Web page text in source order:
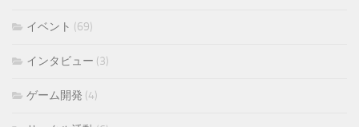
イベント (69)
インタビュー (3)
ゲーム開発 (4)